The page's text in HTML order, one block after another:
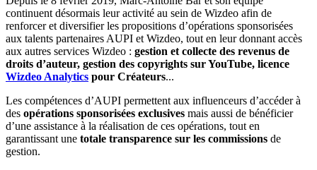
continuent désormais leur activité au sein de Wizdeo afin de
renforcer et diversifier les propositions d’opérations sponsorisées
aux talents partenaires AUPI et Wizdeo, tout en leur donnant accès
aux autres services Wizdeo : gestion et collecte des revenus de
droits d’auteur, gestion des copyrights sur YouTube, licence
Wizdeo Analytics pour Créateurs...
Les compétences d’AUPI permettent aux influenceurs d’accéder à
des opérations sponsorisées exclusives mais aussi de bénéficier
d’une assistance à la réalisation de ces opérations, tout en
garantissant une totale transparence sur les commissions de
gestion.